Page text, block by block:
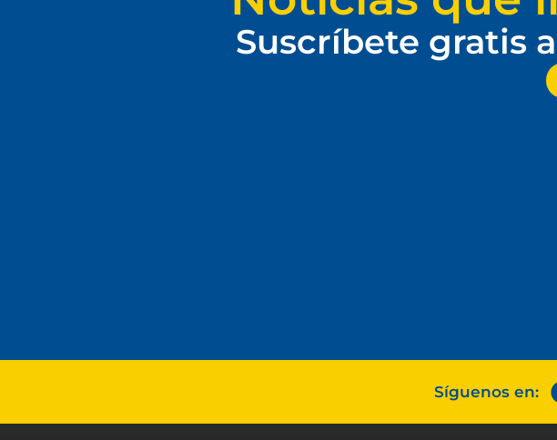
Suscríbete gratis
Síguenos en: